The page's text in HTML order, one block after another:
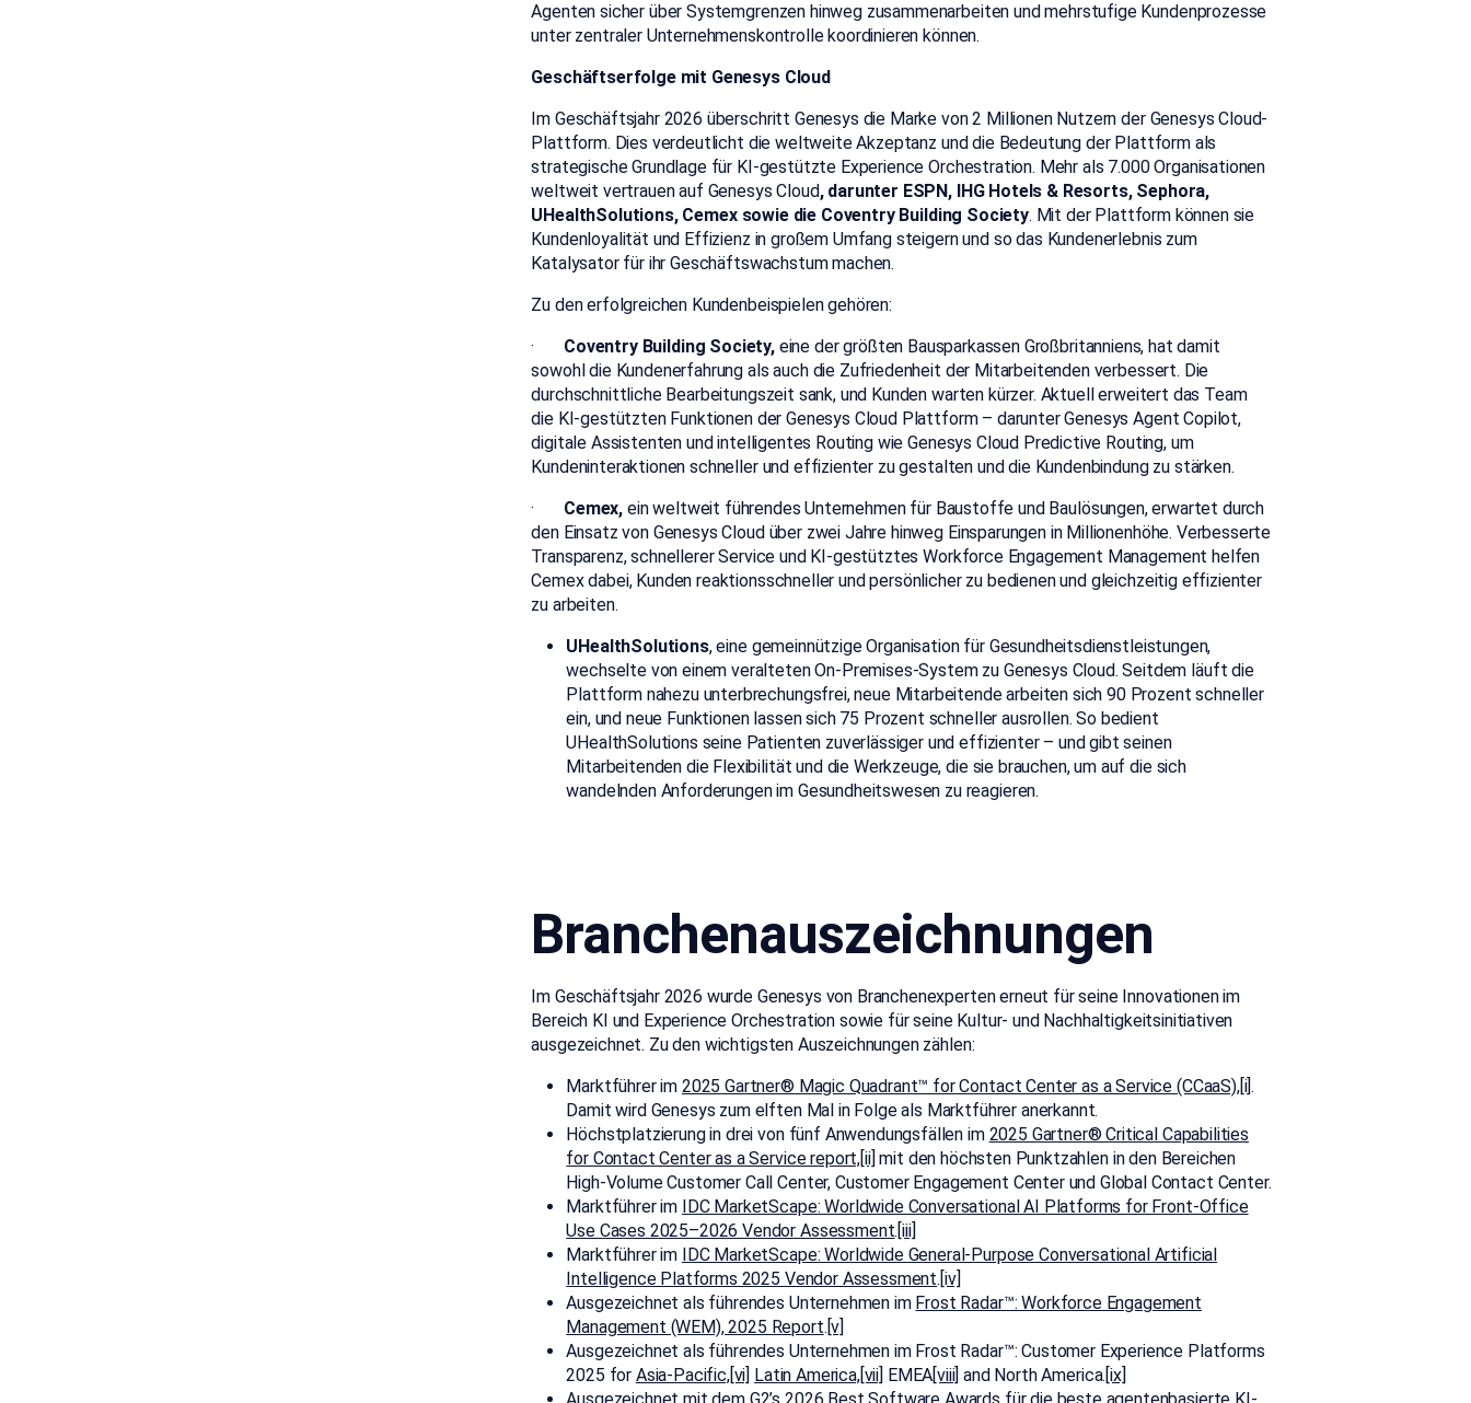
Agenten sicher über Systemgrenzen hinweg zusammenarbeiten und mehrstufige Kundenprozesse
unter zentraler Unternehmenskontrolle koordinieren können.
Geschäftserfolge mit Genesys Cloud
Im Geschäftsjahr 2026 überschritt Genesys die Marke von 2 Millionen Nutzern der Genesys Cloud-
Plattform. Dies verdeutlicht die weltweite Akzeptanz und die Bedeutung der Plattform als
strategische Grundlage für KI-gestützte Experience Orchestration. Mehr als 7.000 Organisationen
weltweit vertrauen auf Genesys Cloud, darunter ESPN, IHG Hotels & Resorts, Sephora,
UHealthSolutions, Cemex sowie die Coventry Building Society. Mit der Plattform können sie
Kundenloyalität und Effizienz in großem Umfang steigern und so das Kundenerlebnis zum
Katalysator für ihr Geschäftswachstum machen.
Zu den erfolgreichen Kundenbeispielen gehören:
· Coventry Building Society, eine der größten Bausparkassen Großbritanniens, hat damit
sowohl die Kundenerfahrung als auch die Zufriedenheit der Mitarbeitenden verbessert. Die
durchschnittliche Bearbeitungszeit sank, und Kunden warten kürzer. Aktuell erweitert das Team
die KI-gestützten Funktionen der Genesys Cloud Plattform – darunter Genesys Agent Copilot,
digitale Assistenten und intelligentes Routing wie Genesys Cloud Predictive Routing, um
Kundeninteraktionen schneller und effizienter zu gestalten und die Kundenbindung zu stärken.
· Cemex, ein weltweit führendes Unternehmen für Baustoffe und Baulösungen, erwartet durch
den Einsatz von Genesys Cloud über zwei Jahre hinweg Einsparungen in Millionenhöhe. Verbesserte
Transparenz, schnellerer Service und KI-gestütztes Workforce Engagement Management helfen
Cemex dabei, Kunden reaktionsschneller und persönlicher zu bedienen und gleichzeitig effizienter
zu arbeiten.
UHealthSolutions, eine gemeinnützige Organisation für Gesundheitsdienstleistungen,
wechselte von einem veralteten On-Premises-System zu Genesys Cloud. Seitdem läuft die
Plattform nahezu unterbrechungsfrei, neue Mitarbeitende arbeiten sich 90 Prozent schneller
ein, und neue Funktionen lassen sich 75 Prozent schneller ausrollen. So bedient
UHealthSolutions seine Patienten zuverlässiger und effizienter – und gibt seinen
Mitarbeitenden die Flexibilität und die Werkzeuge, die sie brauchen, um auf die sich
wandelnden Anforderungen im Gesundheitswesen zu reagieren.
Branchenauszeichnungen
Im Geschäftsjahr 2026 wurde Genesys von Branchenexperten erneut für seine Innovationen im
Bereich KI und Experience Orchestration sowie für seine Kultur- und Nachhaltigkeitsinitiativen
ausgezeichnet. Zu den wichtigsten Auszeichnungen zählen:
Marktführer im 2025 Gartner® Magic Quadrant™ for Contact Center as a Service (CCaaS),[i].
Damit wird Genesys zum elften Mal in Folge als Marktführer anerkannt.
Höchstplatzierung in drei von fünf Anwendungsfällen im 2025 Gartner® Critical Capabilities
for Contact Center as a Service report, [ii] mit den höchsten Punktzahlen in den Bereichen
High-Volume Customer Call Center, Customer Engagement Center und Global Contact Center.
Marktführer im
IDC MarketScape: Worldwide Conversational AI Platforms for Front-Office
Use Cases 2025–2026 Vendor Assessment. [iii]
Marktführer im
IDC MarketScape: Worldwide General-Purpose Conversational Artificial
Intelligence Platforms 2025 Vendor Assessment. [iv]
Ausgezeichnet als führendes Unternehmen im Frost Radar™: Workforce Engagement
Management (WEM), 2025 Report. [v]
Ausgezeichnet als führendes Unternehmen im Frost Radar™: Customer Experience Platforms
2025 for Asia-Pacific,[vi] Latin America,[vii] EMEA [viii] and North America. [ix]